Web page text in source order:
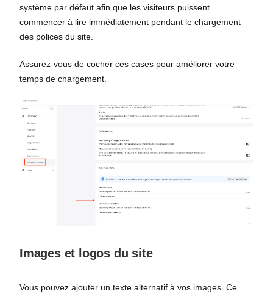
système par défaut afin que les visiteurs puissent
commencer à lire immédiatement pendant le chargement
des polices du site.
Assurez-vous de cocher ces cases pour améliorer votre
temps de chargement.
Images et logos du site
Vous pouvez ajouter un texte alternatif à vos images. Ce